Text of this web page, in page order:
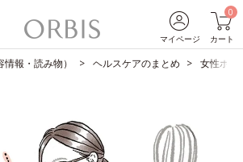
マイページ
0
カート
報・読み物） ヘルスケアのまとめ 女性ホル